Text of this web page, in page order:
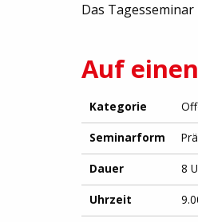
Das
Auf
Kategorie
Seminarform
Dauer 8
Uhrzeit